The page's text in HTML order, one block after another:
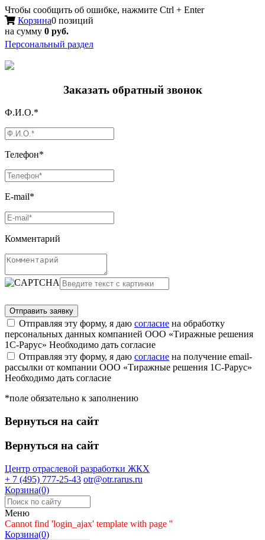
Чтобы сообщить об ошибке, нажмите Ctrl + Enter
Корзина0 позиций
на сумму 0 руб.
Персональный раздел
Заказать обратный звонок
Ф.И.О.*
Телефон*
E-mail*
Комментарий
Отправляя эту форму, я даю согласие на обработку
персональных данных компанией ООО «Тиражные решения
1С-Рарус» Необходимо дать согласие
Отправляя эту форму, я даю согласие на получение email-
рассылки от компании ООО «Тиражные решения 1С-Рарус»
Необходимо дать согласие
*поле обязательно к заполнению
Вернуться на сайт
Вернуться на сайт
Центр отраслевой разработки ЖКХ
+ 7 (495) 777-25-43 otr@otr.rarus.ru
Корзина(0)
Меню
Cannot find 'login_ajax' template with page ''
Корзина(0)